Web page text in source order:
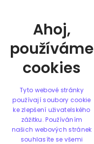
Ahoj,
používáme
cookies
Tyto webové stránky
používají soubory cookie
ke zlepšení uživatelského
zážitku. Používáním
našich webových stránek
souhlasíte se všemi